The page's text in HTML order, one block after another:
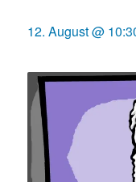
12. August @